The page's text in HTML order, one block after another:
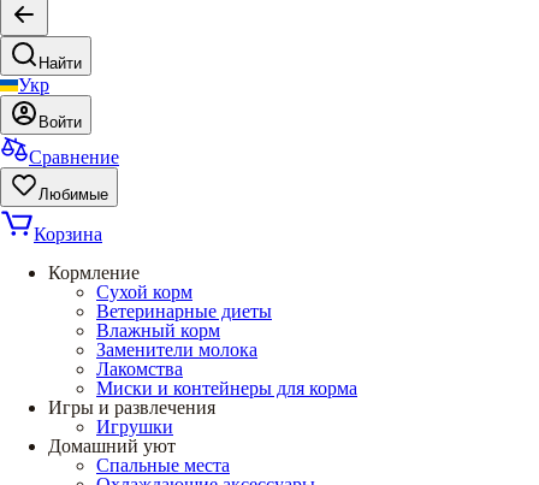
Найти
Укр
Войти
Сравнение
Любимые
Корзина
Кормление
Сухой корм
Ветеринарные диеты
Влажный корм
Заменители молока
Лакомства
Миски и контейнеры для корма
Игры и развлечения
Игрушки
Домашний уют
Спальные места